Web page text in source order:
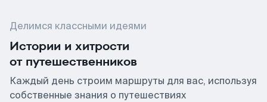
Делимся классными идеями
Истории и хитрости
от путешественников
Каждый день строим маршруты для вас, используя
собственные знания о путешествиях